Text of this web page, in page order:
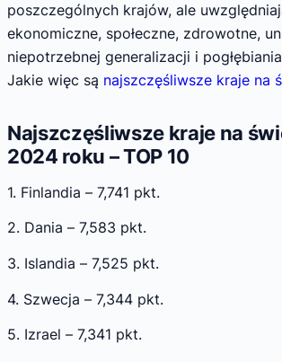
poszczególnych krajów, ale
ekonomiczne, społeczne, zdrowotne,
niepotrzebnej generalizacji i
Jakie więc są najszczęśliwsze kraje na
Najszczęśliwsze kraje na
2024 roku – TOP 10
1. Finlandia – 7,741 pkt.
2. Dania – 7,583 pkt.
3. Islandia – 7,525 pkt.
4. Szwecja – 7,344 pkt.
5. Izrael – 7,341 pkt.